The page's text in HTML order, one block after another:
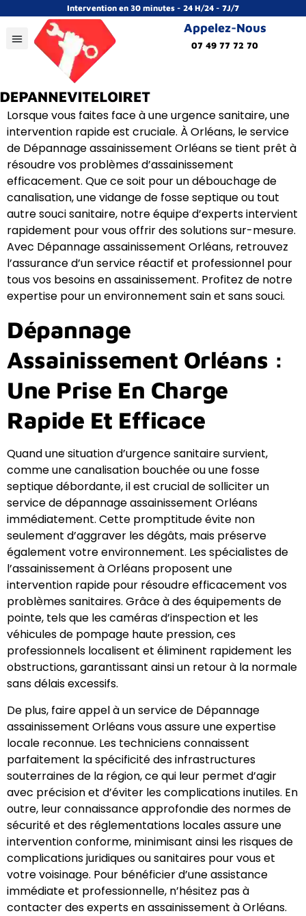
Intervention en 30 minutes - 24 H/24 - 7J/7
Appelez-Nous
07 49 77 72 70
Lorsque vous faites face à une urgence sanitaire, une
intervention rapide est cruciale. À Orléans, le service
de Dépannage assainissement Orléans se tient prêt à
résoudre vos problèmes d’assainissement
efficacement. Que ce soit pour un débouchage de
canalisation, une vidange de fosse septique ou tout
autre souci sanitaire, notre équipe d’experts intervient
rapidement pour vous offrir des solutions sur-mesure.
Avec Dépannage assainissement Orléans, retrouvez
l’assurance d’un service réactif et professionnel pour
tous vos besoins en assainissement. Profitez de notre
expertise pour un environnement sain et sans souci.
Dépannage
Assainissement Orléans :
Une Prise En Charge
Rapide Et Efficace
Quand une situation d’urgence sanitaire survient,
comme une canalisation bouchée ou une fosse
septique débordante, il est crucial de solliciter un
service de dépannage assainissement Orléans
immédiatement. Cette promptitude évite non
seulement d’aggraver les dégâts, mais préserve
également votre environnement. Les spécialistes de
l’assainissement à Orléans proposent une
intervention rapide pour résoudre efficacement vos
problèmes sanitaires. Grâce à des équipements de
pointe, tels que les caméras d’inspection et les
véhicules de pompage haute pression, ces
professionnels localisent et éliminent rapidement les
obstructions, garantissant ainsi un retour à la normale
sans délais excessifs.
De plus, faire appel à un service de Dépannage
assainissement Orléans vous assure une expertise
locale reconnue. Les techniciens connaissent
parfaitement la spécificité des infrastructures
souterraines de la région, ce qui leur permet d’agir
avec précision et d’éviter les complications inutiles. En
outre, leur connaissance approfondie des normes de
sécurité et des réglementations locales assure une
intervention conforme, minimisant ainsi les risques de
complications juridiques ou sanitaires pour vous et
votre voisinage. Pour bénéficier d’une assistance
immédiate et professionnelle, n’hésitez pas à
contacter des experts en assainissement à Orléans.